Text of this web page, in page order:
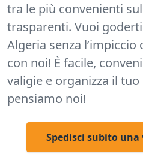
tra le più convenienti
trasparenti. Vuoi
Algeria senza l’impiccio
con noi! È facile,
valigie e organizza il
pensiamo noi!
Spedisci subito